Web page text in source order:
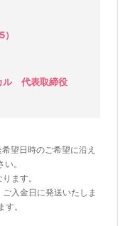
ル 代表取締役
望日時のご希望に沿え
。
ます。
入金日に発送いたしま
。